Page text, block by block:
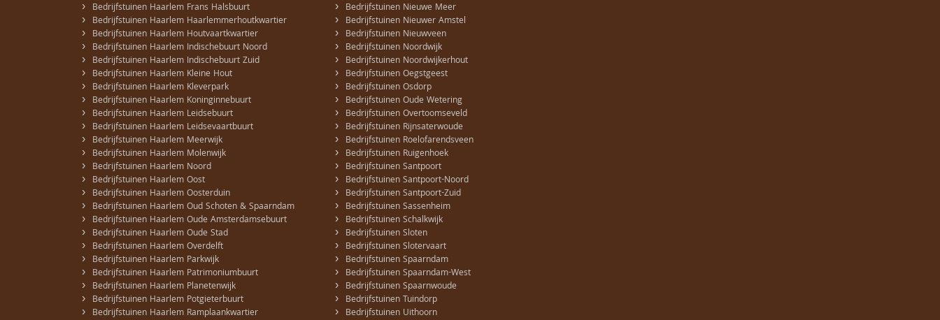
› Bedrijfstuinen Haarlem Frans Halsbuurt
› Bedrijfstuinen Haarlem Haarlemmerhoutkwartier
› Bedrijfstuinen Haarlem Houtvaartkwartier
› Bedrijfstuinen Haarlem Indischebuurt Noord
› Bedrijfstuinen Haarlem Indischebuurt Zuid
› Bedrijfstuinen Haarlem Kleine Hout
› Bedrijfstuinen Haarlem Kleverpark
› Bedrijfstuinen Haarlem Koninginnebuurt
› Bedrijfstuinen Haarlem Leidsebuurt
› Bedrijfstuinen Haarlem Leidsevaartbuurt
› Bedrijfstuinen Haarlem Meerwijk
› Bedrijfstuinen Haarlem Molenwijk
› Bedrijfstuinen Haarlem Noord
› Bedrijfstuinen Haarlem Oost
› Bedrijfstuinen Haarlem Oosterduin
› Bedrijfstuinen Haarlem Oud Schoten & Spaarndam
› Bedrijfstuinen Haarlem Oude Amsterdamsebuurt
› Bedrijfstuinen Haarlem Oude Stad
› Bedrijfstuinen Haarlem Overdelft
› Bedrijfstuinen Haarlem Parkwijk
› Bedrijfstuinen Haarlem Patrimoniumbuurt
› Bedrijfstuinen Haarlem Planetenwijk
› Bedrijfstuinen Haarlem Potgieterbuurt
› Bedrijfstuinen Haarlem Ramplaankwartier
› Bedrijfstuinen Nieuwe Meer
› Bedrijfstuinen Nieuwer Amstel
› Bedrijfstuinen Nieuwveen
› Bedrijfstuinen Noordwijk
› Bedrijfstuinen Noordwijkerhout
› Bedrijfstuinen Oegstgeest
› Bedrijfstuinen Osdorp
› Bedrijfstuinen Oude Wetering
› Bedrijfstuinen Overtoomseveld
› Bedrijfstuinen Rijnsaterwoude
› Bedrijfstuinen Roelofarendsveen
› Bedrijfstuinen Ruigenhoek
› Bedrijfstuinen Santpoort
› Bedrijfstuinen Santpoort-Noord
› Bedrijfstuinen Santpoort-Zuid
› Bedrijfstuinen Sassenheim
› Bedrijfstuinen Schalkwijk
› Bedrijfstuinen Sloten
› Bedrijfstuinen Slotervaart
› Bedrijfstuinen Spaarndam
› Bedrijfstuinen Spaarndam-West
› Bedrijfstuinen Spaarnwoude
› Bedrijfstuinen Tuindorp
› Bedrijfstuinen Uithoorn